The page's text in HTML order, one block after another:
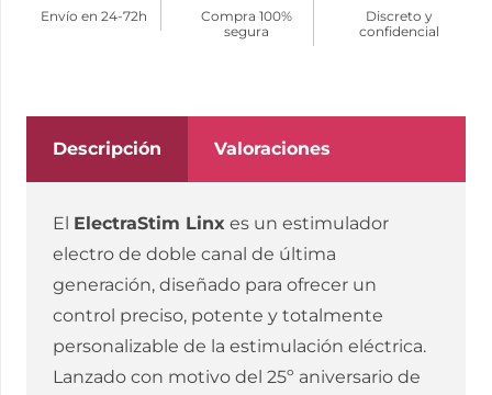
ELECTRO
cantidad
Envío en 24-72h
Compra 100%
segura
Discreto y
confidencial
Descripción Valoraciones
El ElectraStim Linx es un estimulador
electro de doble canal de última
generación, diseñado para ofrecer un
control preciso, potente y totalmente
personalizable de la estimulación eléctrica.
Lanzado con motivo del 25º aniversario de